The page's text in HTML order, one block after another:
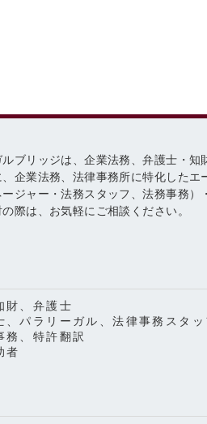
ルブリッジは、企業法務、弁護士・
、企業法務、法律事務所に特化した
ジャー・法務スタッフ、法務事務
際は、お気軽にご相談ください。
財、弁護士
パラリーガル、法律事務スタ
務、特許翻訳
者